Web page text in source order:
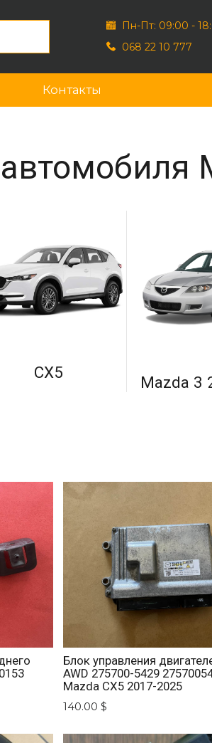
Пн-Пт: 09:00 -
068 22 10 777
Контакты
CX5
Mazda 3
Блок управления
AWD 275700-5429
Mazda CX5 2017-2025
140.00 $